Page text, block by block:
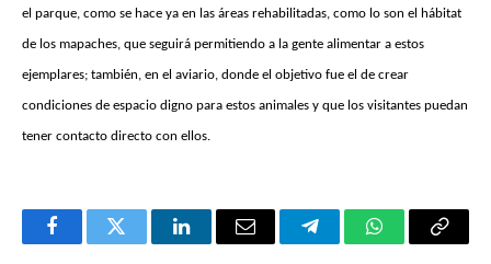
el parque, como se hace ya en las áreas rehabilitadas, como lo son el hábitat
de los mapaches, que seguirá permitiendo a la gente alimentar a estos
ejemplares; también, en el aviario, donde el objetivo fue el de crear
condiciones de espacio digno para estos animales y que los visitantes puedan
tener contacto directo con ellos.
FacebookTwitter LinkedInEmail TelegramWhatsApp
Copy